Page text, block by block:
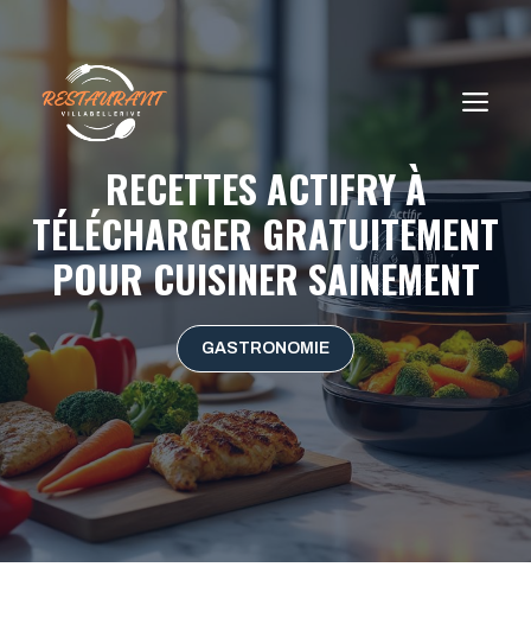
au
contenu
RECETTES ACTIFRY À
TÉLÉCHARGER GRATUITEMENT
POUR CUISINER SAINEMENT
GASTRONOMIE